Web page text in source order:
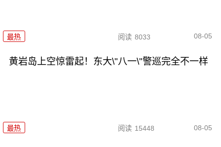
最热 阅读 8033 08-05
黄岩岛上空惊雷起！东大\"八一\"警巡完全不一样
最热 阅读 15448 08-05